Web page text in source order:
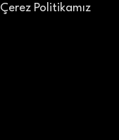
Çerez Politikamız